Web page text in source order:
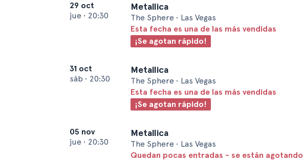
29 oct
jue • 20:30
Metallica
The Sphere • Las Vegas
Esta fecha es una de las más vendidas
¡Se agotan rápido!
31 oct
sáb • 20:30
Metallica
The Sphere • Las Vegas
Esta fecha es una de las más vendidas
¡Se agotan rápido!
05 nov
jue • 20:30
Metallica
The Sphere • Las Vegas
Quedan pocas entradas - se están agotando